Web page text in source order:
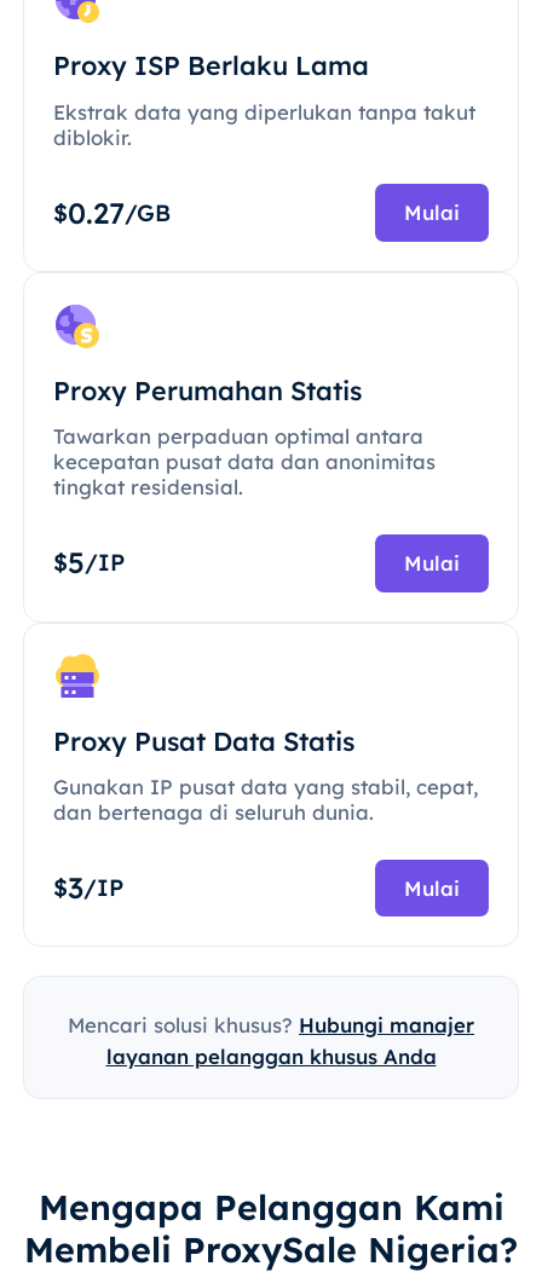
Proxy ISP Berlaku Lama
Ekstrak data yang diperlukan tanpa takut
diblokir.
$0.27/GB Mulai
Proxy Perumahan Statis
Tawarkan perpaduan optimal antara
kecepatan pusat data dan anonimitas
tingkat residensial.
$5/IP Mulai
Proxy Pusat Data Statis
Gunakan IP pusat data yang stabil, cepat,
dan bertenaga di seluruh dunia.
$3/IP Mulai
Mencari solusi khusus? Hubungi manajer
layanan pelanggan khusus Anda
Mengapa Pelanggan Kami
Membeli ProxySale Nigeria?